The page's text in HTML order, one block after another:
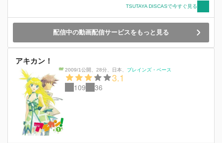
TSUTAYA DISCASで今すぐ見る
配信中の動画配信サービスをもっと見る
アキカン！
2009/1公開 28分 日本 ブレインズ・ベース
3.1
109 36